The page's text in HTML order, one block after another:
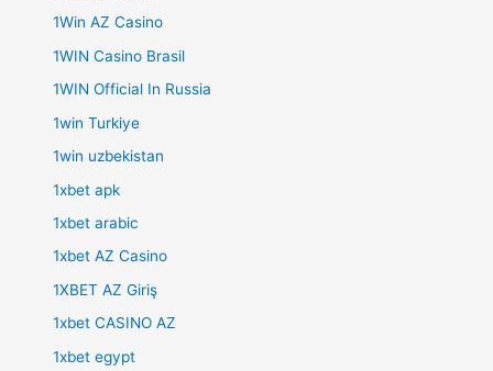
1Win AZ Casino
1WIN Casino Brasil
1WIN Official In Russia
1win Turkiye
1win uzbekistan
1xbet apk
1xbet arabic
1xbet AZ Casino
1XBET AZ Giriş
1xbet CASINO AZ
1xbet egypt